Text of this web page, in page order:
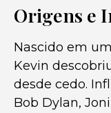
Origens e
Nascido em
Kevin
desde cedo.
Bob Dylan,